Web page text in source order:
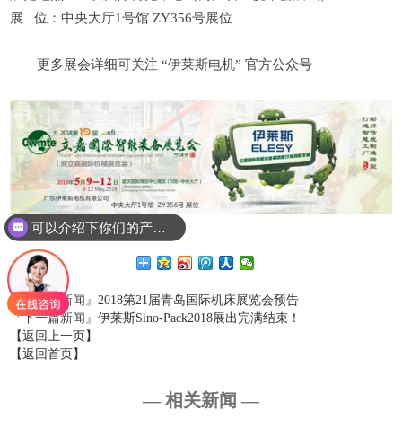
展 位：中央大厅1号馆 ZY356号展位
更多展会详细可关注 “伊莱斯电机” 官方公众号
『上一篇新闻』2018第21届青岛国际机床展览会预告
『下一篇新闻』伊莱斯Sino-Pack2018展出完满结束！
【返回上一页】
【返回首页】
— 相关新闻 —
可以介绍下你们的产品么